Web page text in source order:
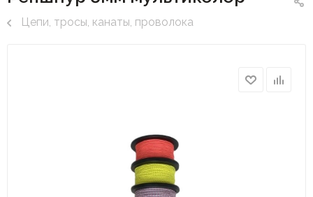
Цепи, тросы, канаты, проволока